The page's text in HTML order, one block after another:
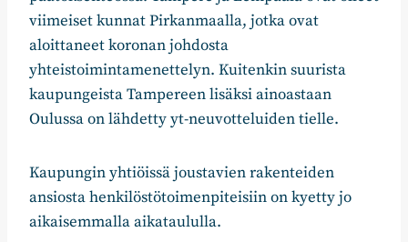
viimeiset kunnat Pirkanmaalla, jotka ovat
aloittaneet koronan johdosta
yhteistoimintamenettelyn. Kuitenkin suurista
kaupungeista Tampereen lisäksi ainoastaan
Oulussa on lähdetty yt-neuvotteluiden tielle.
Kaupungin yhtiöissä joustavien rakenteiden
ansiosta henkilöstötoimenpiteisiin on kyetty jo
aikaisemmalla aikataululla.